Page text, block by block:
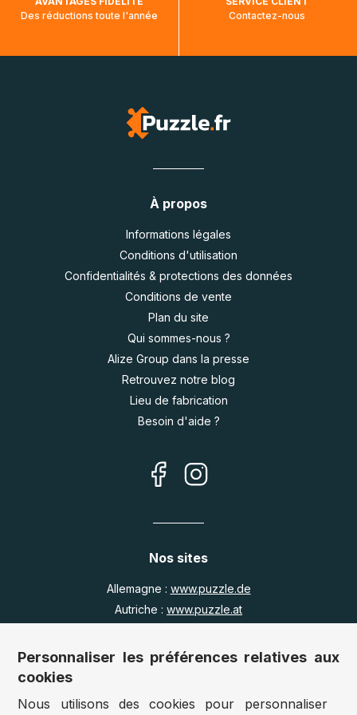
Des réductions toute l'année
Contactez-nous
À propos
Informations légales
Conditions d'utilisation
Confidentialités & protections des données
Conditions de vente
Plan du site
Qui sommes-nous ?
Alize Group dans la presse
Retrouvez notre blog
Lieu de fabrication
Besoin d'aide ?
Nos sites
Allemagne : www.puzzle.de
Autriche : www.puzzle.at
Royaume Uni :
www.jigsawpuzzle.co.uk
Accès revendeurs / détaillants
Personnaliser les préférences relatives aux
cookies
Nous utilisons des cookies pour personnaliser